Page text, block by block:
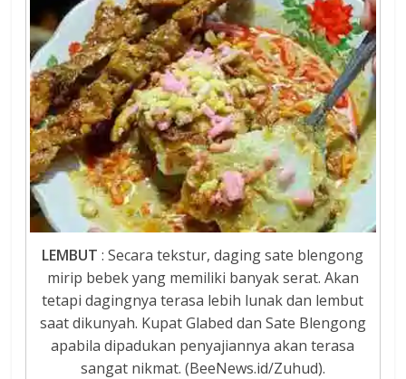
LEMBUT : Secara tekstur, daging sate blengong
mirip bebek yang memiliki banyak serat. Akan
tetapi dagingnya terasa lebih lunak dan lembut
saat dikunyah. Kupat Glabed dan Sate Blengong
apabila dipadukan penyajiannya akan terasa
sangat nikmat. (BeeNews.id/Zuhud).